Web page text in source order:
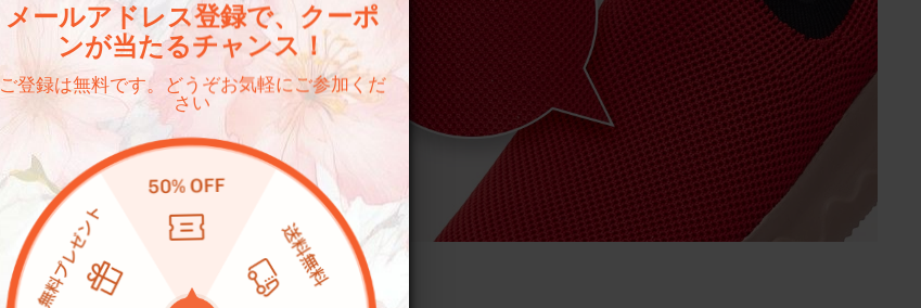
メールアドレス登録で、クーポ
ンが当たるチャンス！
ご登録は無料です。どうぞお気軽にご参加くだ
さい